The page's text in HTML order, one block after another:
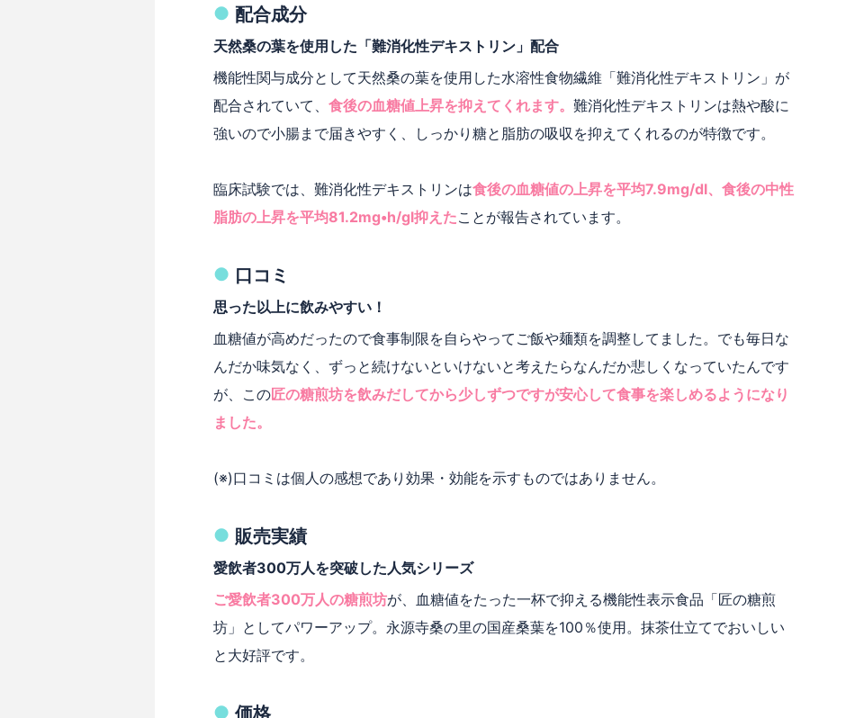
配合成分
天然桑の葉を使用した「難消化性デキストリン」配合
機能性関与成分として天然桑の葉を使用した水溶性食物繊維「難消化性デキストリン」が
配合されていて、 食後の血糖値上昇を抑えてくれます。 難消化性デキストリンは熱や酸に
強いので小腸まで届きやすく、しっかり糖と脂肪の吸収を抑えてくれるのが特徴です。
臨床試験では、難消化性デキストリンは食後の血糖値の上昇を平均7.9mg/dl、食後の中性
脂肪の上昇を平均81.2mg•h/gl抑えたことが報告されています。
口コミ
思った以上に飲みやすい！
血糖値が高めだったので食事制限を自らやってご飯や麺類を調整してました。でも毎日な
んだか味気なく、ずっと続けないといけないと考えたらなんだか悲しくなっていたんです
が、この匠の糖煎坊を飲みだしてから少しずつですが安心して食事を楽しめるようになり
ました。
(※)口コミは個人の感想であり効果・効能を示すものではありません。
販売実績
愛飲者300万人を突破した人気シリーズ
ご愛飲者300万人の糖煎坊が、血糖値をたった一杯で抑える機能性表示食品「匠の糖煎
坊」としてパワーアップ。永源寺桑の里の国産桑葉を100％使用。抹茶仕立てでおいしい
と大好評です。
価格